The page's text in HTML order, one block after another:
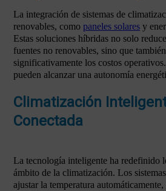
La integración de sistemas de
renovables, como paneles solares y
Estas soluciones híbridas no solo
fuentes no renovables, sino que
significativamente los costos
pueden alcanzar una autonomía
Climatización
Conectada
La tecnología inteligente ha redefinido
ámbito de la climatización. Los
ajustar la temperatura